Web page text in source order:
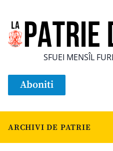
SFUEI MENSÎL
Aboniti
ARCHIVI DE PATRIE